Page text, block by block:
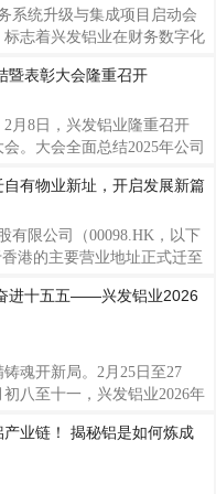
材头部品牌的硬核竞争力。
主办，依托AL-Survey行业
产品质量、技术创新、服务
用等维度综合评审。评选结
系统升级与集成项目启动会
志着兴发铝业在财务数字化
合推进，旨在通过系统升级
核算标准化、一体化、自动
量发展注入新动能。会上，
目负责人刘权锋指出，随着
化、一体化、自动化、智能
、司库、财务共享、设备系
一主数据管理，全面
暨表彰大会隆重召开
月8日，兴发铝业隆重召开
。大会全面总结2025年公司
工作中表现突出的优秀个人
奋斗力量，激励全体员工以
“十五五”开局新征程。会
了2025年度工作总结及2026
深刻剖析了当前公司发展进
并对公司2026年的整体奋斗
指出，2025年是兴发铝
有物业新址，开启发展新篇
有限公司（00098.HK，以下
港的主要营业地址正式迁至
步夯实了公司在香港的业务
。据了解，新址所在的九龙
及科创产业聚集区，交通网
能为客户接待、商务合作及
台。作为在香港联合交易所
业，是公司优化运营资源的
司稳健发展的实力，
进十五五——兴发铝业2026
魂开新局。2月25日至27
八至十一，兴发铝业2026年
覆盖参训人数共131人。公司
、副总经理及生产、质量、
聚一堂，其中线下80余人，
产业链！ 揭秘铝是如何炼成